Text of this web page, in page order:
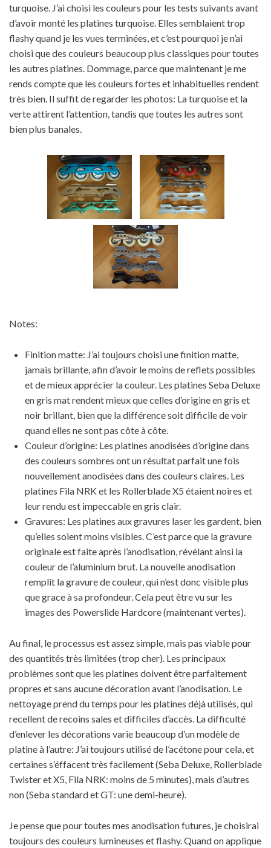
turquoise. J’ai choisi les couleurs pour les tests suivants avant
d’avoir monté les platines turquoise. Elles semblaient trop
flashy quand je les vues terminées, et c’est pourquoi je n’ai
choisi que des couleurs beaucoup plus classiques pour toutes
les autres platines. Dommage, parce que maintenant je me
rends compte que les couleurs fortes et inhabituelles rendent
très bien. Il suffit de regarder les photos: La turquoise et la
verte attirent l’attention, tandis que toutes les autres sont
bien plus banales.
Notes:
Finition matte: J’ai toujours choisi une finition matte,
jamais brillante, afin d’avoir le moins de reflets possibles
et de mieux apprécier la couleur. Les platines Seba Deluxe
en gris mat rendent mieux que celles d’origine en gris et
noir brillant, bien que la différence soit difficile de voir
quand elles ne sont pas côte à côte.
Couleur d’origine: Les platines anodisées d’origine dans
des couleurs sombres ont un résultat parfait une fois
nouvellement anodisées dans des couleurs claires. Les
platines Fila NRK et les Rollerblade X5 étaient noires et
leur rendu est impeccable en gris clair.
Gravures: Les platines aux gravures laser les gardent, bien
qu’elles soient moins visibles. C’est parce que la gravure
originale est faite après l’anodisation, révélant ainsi la
couleur de l’aluminium brut. La nouvelle anodisation
remplit la gravure de couleur, qui n’est donc visible plus
que grace à sa profondeur. Cela peut être vu sur les
images des Powerslide Hardcore (maintenant vertes).
Au final, le processus est assez simple, mais pas viable pour
des quantités très limitées (trop cher). Les principaux
problèmes sont que les platines doivent être parfaitement
propres et sans aucune décoration avant l’anodisation. Le
nettoyage prend du temps pour les platines déjà utilisés, qui
recellent de recoins sales et difficiles d’accès. La difficulté
d’enlever les décorations varie beaucoup d’un modèle de
platine à l’autre: J’ai toujours utilisé de l’acétone pour cela, et
certaines s’éffacent très facilement (Seba Deluxe, Rollerblade
Twister et X5, Fila NRK: moins de 5 minutes), mais d’autres
non (Seba standard et GT: une demi-heure).
Je pense que pour toutes mes anodisation futures, je choisirai
toujours des couleurs lumineuses et flashy. Quand on applique